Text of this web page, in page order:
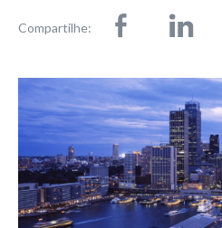
Compartilhe: